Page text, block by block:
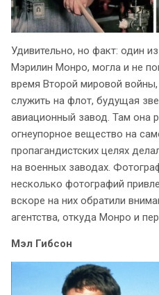
Удивительно, но факт: один
Мэрилин Монро, могла и не
время Второй мировой
служить на флот, будущая
авиационный завод. Там она
огнеупорное вещество на
пропагандистских целях
на военных заводах.
несколько фотографий
вскоре на них обратили
агентства, откуда Монро и
Мэл Гибсон